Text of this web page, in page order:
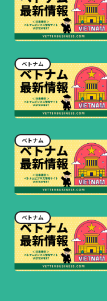
ベトナム
ベトナム
ベトナム